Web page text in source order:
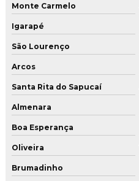
Monte Carmelo
Igarapé
São Lourenço
Arcos
Santa Rita do Sapucaí
Almenara
Boa Esperança
Oliveira
Brumadinho